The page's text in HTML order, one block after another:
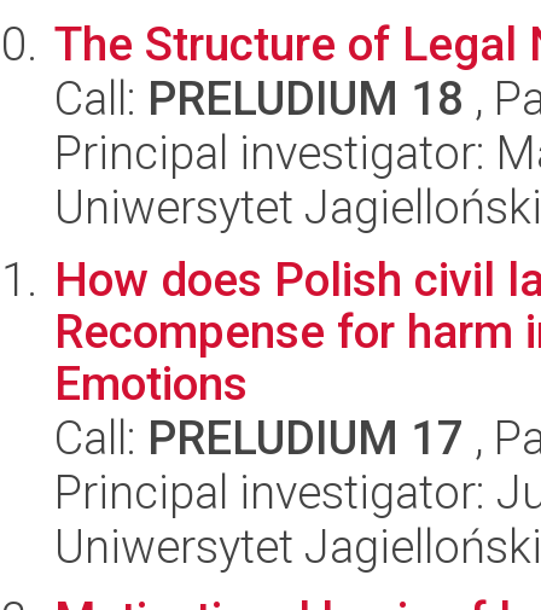
The Structure of Legal
Call: PRELUDIUM 18 ,
Principal investigator:
Uniwersytet
How does Polish civil
Recompense for harm
Emotions
Call: PRELUDIUM 17 ,
Principal investigator:
Uniwersytet